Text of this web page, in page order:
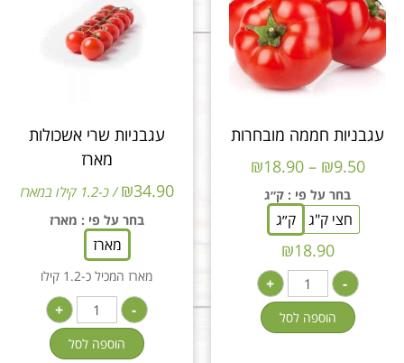
עגבניות חממה מובחרות
₪9.50
–
₪18.90
בחר על פי : ק״ג
חצי ק"ג ק״ג
₪18.90
-
+
הוספה לסל
עגבניות שרי אשכולות
מארז
₪34.90 / כ-1.2 קילו במארז
בחר על פי : מארז
מארז
מארז המכיל כ-1.2 קילו
-
+
הוספה לסל